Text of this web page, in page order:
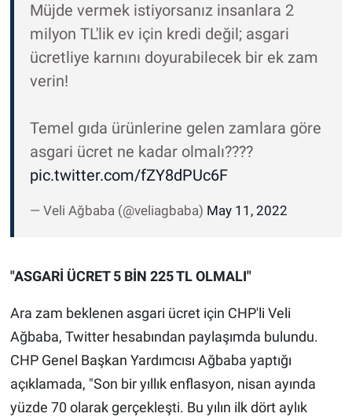
Müjde vermek istiyorsanız insanlara 2
milyon TL'lik ev için kredi değil; asgari
ücretliye karnını doyurabilecek bir ek zam
verin!
Temel gıda ürünlerine gelen zamlara göre
asgari ücret ne kadar olmalı????
pic.twitter.com/fZY8dPUc6F
— Veli Ağbaba (@veliagbaba) May 11, 2022
"ASGARİ ÜCRET 5 BİN 225 TL OLMALI"
Ara zam beklenen asgari ücret için CHP'li Veli
Ağbaba, Twitter hesabından paylaşımda bulundu.
CHP Genel Başkan Yardımcısı Ağbaba yaptığı
açıklamada, "Son bir yıllık enflasyon, nisan ayında
yüzde 70 olarak gerçekleşti. Bu yılın ilk dört aylık